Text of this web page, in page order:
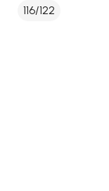
116/122